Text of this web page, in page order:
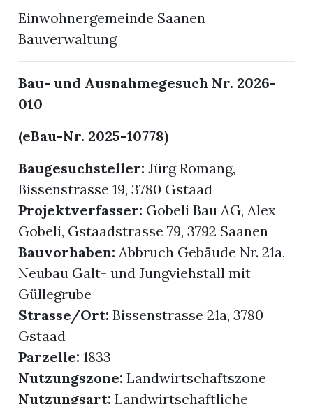
Einwohnergemeinde Saanen
Bauverwaltung
Bau- und Ausnahmegesuch Nr. 2026-
010
(eBau-Nr. 2025-10778)
Baugesuchsteller: Jürg Romang,
Bissenstrasse 19, 3780 Gstaad
Projektverfasser: Gobeli Bau AG, Alex
Gobeli, Gstaadstrasse 79, 3792 Saanen
Bauvorhaben: Abbruch Gebäude Nr. 21a,
Neubau Galt- und Jungviehstall mit
Güllegrube
Strasse/Ort: Bissenstrasse 21a, 3780
Gstaad
Parzelle: 1833
Nutzungszone: Landwirtschaftszone
Nutzungsart: Landwirtschaftliche